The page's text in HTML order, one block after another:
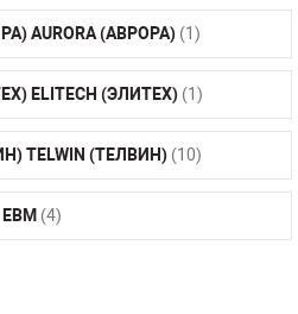
AURORA (АВРОРА) (1)
ELITECH (ЭЛИТЕХ) (1)
TELWIN (ТЕЛВИН) (10)
ЕВМ (4)